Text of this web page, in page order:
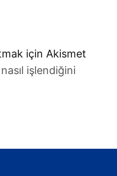
için Akismet
işlendiğini